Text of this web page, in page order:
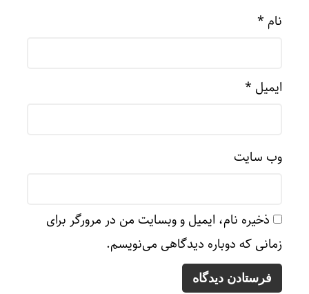
نام *
ایمیل *
وب‌ سایت
ذخیره نام، ایمیل و وبسایت من در مرورگر برای
زمانی که دوباره دیدگاهی می‌نویسم.